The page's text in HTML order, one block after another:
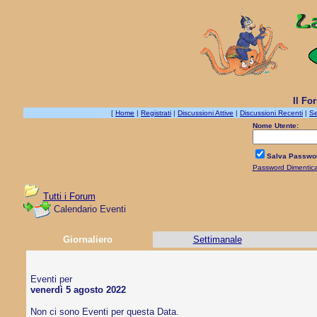
Il
[ Home | Registrati | Discussioni Attive | Discussioni Recenti |
Nome Utente:
Salva
Password
Tutti i Forum
Calendario Eventi
Giornaliero Settimanale
Eventi per
venerdì 5 agosto 2022
Non ci sono Eventi per questa Data.